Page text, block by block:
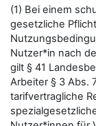
(1) Bei einem
gesetzliche
Nutzer*in nach
gilt § 41
Arbeiter § 3 Abs.
tarifvertragliche